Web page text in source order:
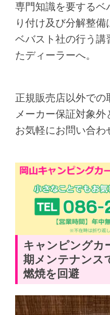
専門知識を要するベ
り付け及び分解整備
ベバスト社の行う講
たディーラーへ。
正規販売店以外での
メーカー保証対象外
お気軽にお問い合わ
キャンピングカ
期メンテナンス
燃焼を回避